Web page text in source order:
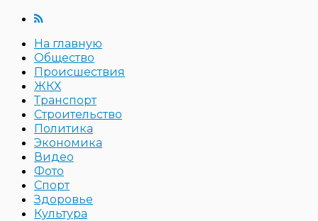
На главную
Общество
Происшествия
ЖКХ
Транспорт
Строительство
Политика
Экономика
Видео
Фото
Спорт
Здоровье
Культура